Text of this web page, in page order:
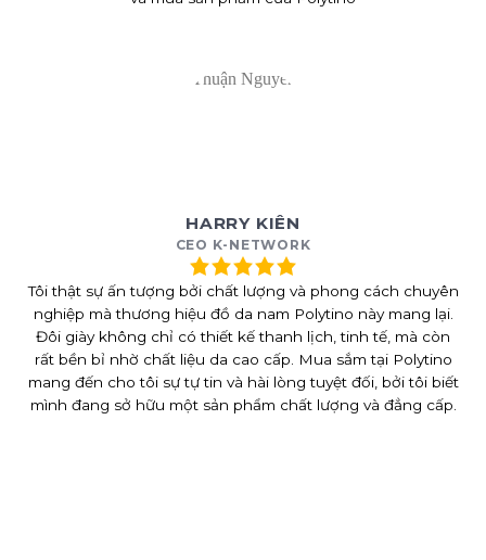
HARRY KIÊN
CEO K-NETWORK
Tôi thật sự ấn tượng bởi chất lượng và phong cách chuyên
nghiệp mà thương hiệu đồ da nam Polytino này mang lại.
Đôi giày không chỉ có thiết kế thanh lịch, tinh tế, mà còn
rất bền bỉ nhờ chất liệu da cao cấp. Mua sắm tại Polytino
mang đến cho tôi sự tự tin và hài lòng tuyệt đối, bởi tôi biết
mình đang sở hữu một sản phẩm chất lượng và đẳng cấp.